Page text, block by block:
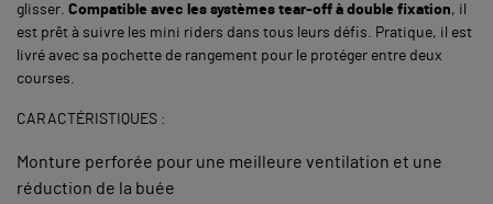
glisser. Compatible avec les systèmes tear-off à double fixation, il
est prêt à suivre les mini riders dans tous leurs défis. Pratique, il est
livré avec sa pochette de rangement pour le protéger entre deux
courses.
CARACTÉRISTIQUES :
Monture perforée pour une meilleure ventilation et une
réduction de la buée